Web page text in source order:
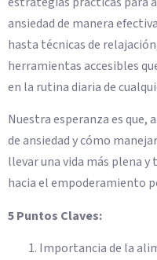
ansiedad de manera
hasta técnicas de
herramientas accesibles
en la rutina diaria de
Nuestra esperanza es que,
de ansiedad y cómo
llevar una vida más plena
hacia el empoderamiento
5 Puntos Claves:
Importancia de la